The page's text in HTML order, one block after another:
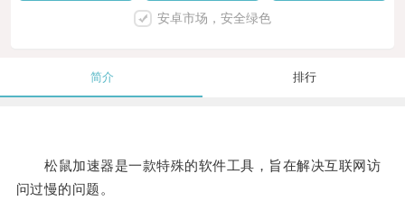
安卓市场，安全绿色
简介 排行
松鼠加速器是一款特殊的软件工具，旨在解决互联网访
问过慢的问题。